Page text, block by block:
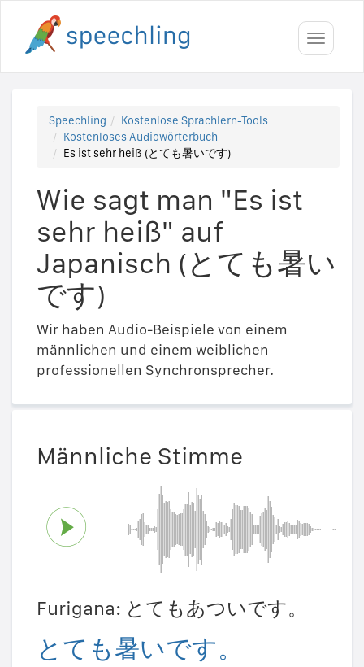
Toggle
Speechling
Kostenlose Sprachlern-Tools
Kostenloses Audiowörterbuch
Es ist sehr heiß (とても暑いです)
Wie sagt man "Es ist
sehr heiß" auf
Japanisch (とても暑い
です)
Wir haben Audio-Beispiele von einem
männlichen und einem weiblichen
professionellen Synchronsprecher.
Männliche Stimme
Furigana: とてもあついです。
とても暑いです。